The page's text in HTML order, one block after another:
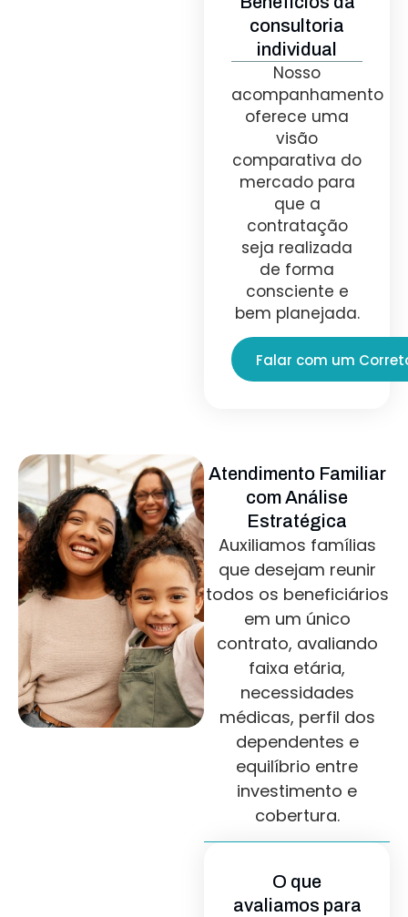
consultoria
individual
Nosso
acompanhamento
oferece uma
visão
comparativa do
mercado para
que a
contratação
seja realizada
de forma
consciente e
bem planejada.
Falar com um
Atendimento Familiar
com Análise
Estratégica
Auxiliamos famílias
que desejam reunir
todos os beneficiários
em um único
contrato, avaliando
faixa etária,
necessidades
médicas, perfil dos
dependentes e
equilíbrio entre
investimento e
cobertura.
O que
avaliamos para